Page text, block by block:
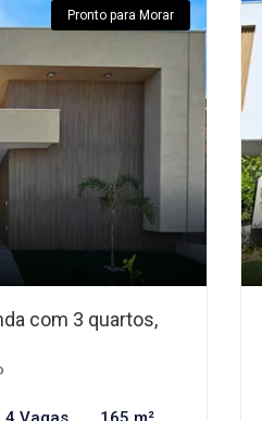
Pronto para Morar
com 3 quartos,